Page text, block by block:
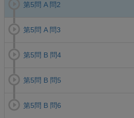
第5問 A 問2
第5問 A 問3
第5問 B 問4
第5問 B 問5
第5問 B 問6